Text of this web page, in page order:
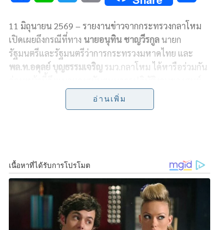
c
e
b
n
e
t
t
e
r
p
y
L
i
n
a
e
11 มิถุนายน 2569 – รายงานข่าวจากกระทรวงกลาโหม
เปิดเผยถึงกรณีที่ทาง นายอนุทิน ชาญวีรกูลนายก
รัฐมนตรีและรัฐมนตรีว่าการกระทรวงมหาดไทย และ
พล.ท.อดุลย์ บุญธรรมเจริญรมว.กลาโหม ได้หารือร่วมกัน
ข้อมูลข่าวสารสถานการณ์ชายแดนไทย-กัมพูชา หรือ JIC
เพื่อให้สามารถดำเนินภารกิจด้านข้อมูลข่าวสารและการ
แม้ว่าศูนย์ฯ จะปฏิบัติภารกิจมาอย่างต่อเนื่องตลอดช่วงที่
ผ่านมา แต่ประสบข้อจำกัดด้านงบประมาณในการดำเนิน
งาน หลายภารกิจต้องอาศัยการสนับสนุนจากหน่วยงานที่
เกี่ยวข้อง โดยเฉพาะกระทรวงการต่างประเทศในการ
อำนวยความสะดวกนำคณะสื่อมวลชนลงพื้นที่ติดตาม
สถานการณ์
อ่านเพิ่ม